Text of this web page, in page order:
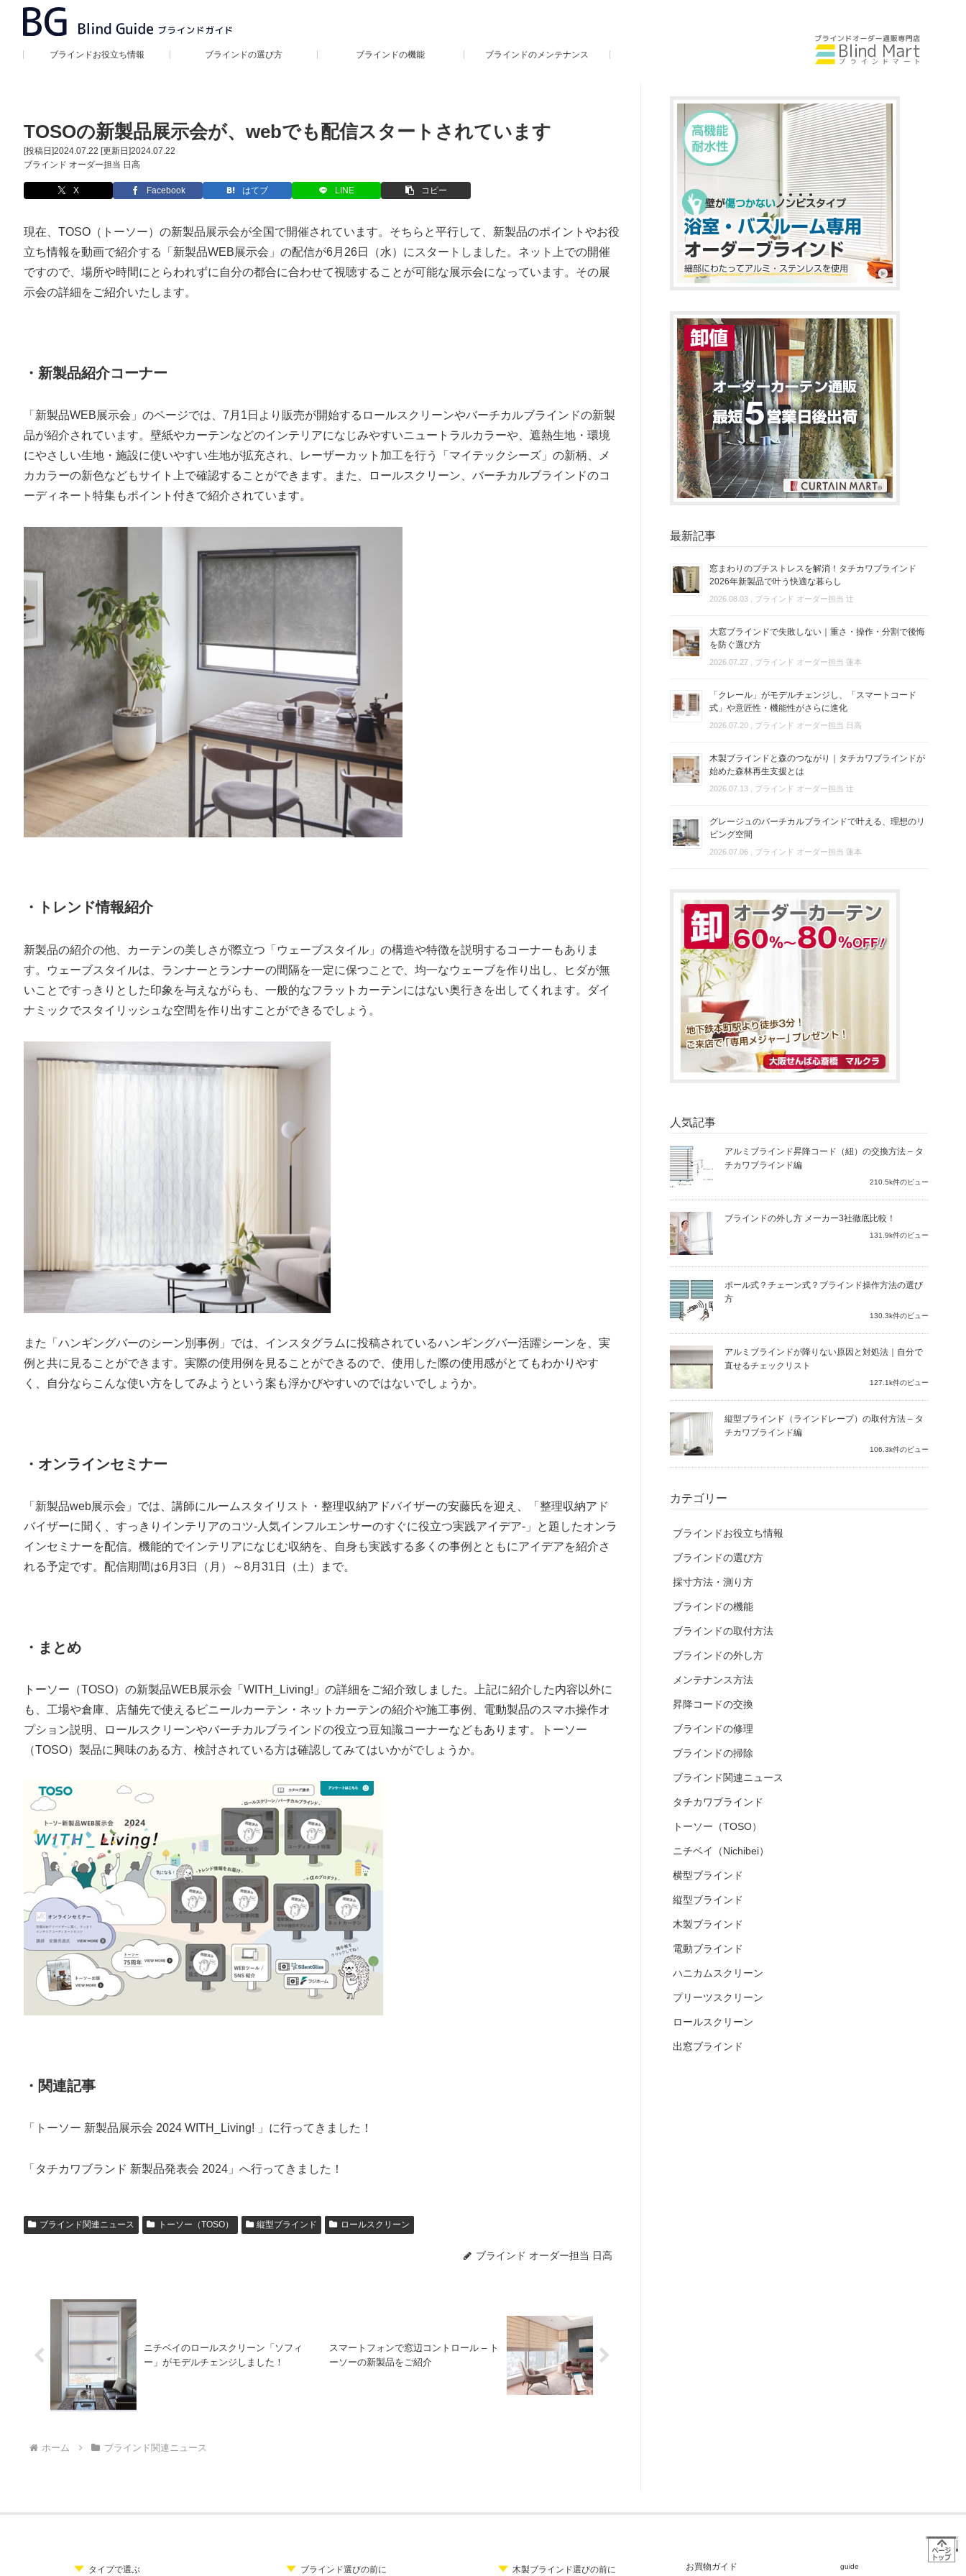
ブラインドお役立ち情報 ブラインドの選び方 ブラインドの機能 ブラインドのメンテナンス
TOSOの新製品展示会が、webでも配信スタートされています
[投稿日]2024.07.22 [更新日]2024.07.22
ブラインド オーダー担当 日高
X Facebook はてブ LINE コピー
現在、TOSO（トーソー）の新製品展示会が全国で開催されています。そちらと平行して、新製品のポイントやお役
立ち情報を動画で紹介する「新製品WEB展示会」の配信が6月26日（水）にスタートしました。ネット上での開催
ですので、場所や時間にとらわれずに自分の都合に合わせて視聴することが可能な展示会になっています。その展
示会の詳細をご紹介いたします。
・新製品紹介コーナー
「新製品WEB展示会」のページでは、7月1日より販売が開始するロールスクリーンやバーチカルブラインドの新製
品が紹介されています。壁紙やカーテンなどのインテリアになじみやすいニュートラルカラーや、遮熱生地・環境
にやさしい生地・施設に使いやすい生地が拡充され、レーザーカット加工を行う「マイテックシーズ」の新柄、メ
カカラーの新色などもサイト上で確認することができます。また、ロールスクリーン、バーチカルブラインドのコ
ーディネート特集もポイント付きで紹介されています。
・トレンド情報紹介
新製品の紹介の他、カーテンの美しさが際立つ「ウェーブスタイル」の構造や特徴を説明するコーナーもありま
す。ウェーブスタイルは、ランナーとランナーの間隔を一定に保つことで、均一なウェーブを作り出し、ヒダが無
いことですっきりとした印象を与えながらも、一般的なフラットカーテンにはない奥行きを出してくれます。ダイ
ナミックでスタイリッシュな空間を作り出すことができるでしょう。
また「ハンギングバーのシーン別事例」では、インスタグラムに投稿されているハンギングバー活躍シーンを、実
例と共に見ることができます。実際の使用例を見ることができるので、使用した際の使用感がとてもわかりやす
く、自分ならこんな使い方をしてみようという案も浮かびやすいのではないでしょうか。
・オンラインセミナー
「新製品web展示会」では、講師にルームスタイリスト・整理収納アドバイザーの安藤氏を迎え、「整理収納アド
バイザーに聞く、すっきりインテリアのコツ-人気インフルエンサーのすぐに役立つ実践アイデア-」と題したオンラ
インセミナーを配信。機能的でインテリアになじむ収納を、自身も実践する多くの事例とともにアイデアを紹介さ
れる予定です。配信期間は6月3日（月）～8月31日（土）まで。
・まとめ
トーソー（TOSO）の新製品WEB展示会「WITH_Living!」の詳細をご紹介致しました。上記に紹介した内容以外に
も、工場や倉庫、店舗先で使えるビニールカーテン・ネットカーテンの紹介や施工事例、電動製品のスマホ操作オ
プション説明、ロールスクリーンやバーチカルブラインドの役立つ豆知識コーナーなどもあります。トーソー
（TOSO）製品に興味のある方、検討されている方は確認してみてはいかがでしょうか。
・関連記事
「トーソー 新製品展示会 2024 WITH_Living! 」に行ってきました！
「タチカワブランド 新製品発表会 2024」へ行ってきました！
ブラインド関連ニュース トーソー（TOSO） 縦型ブラインド ロールスクリーン
ブラインド オーダー担当 日高
ニチベイのロールスクリーン「ソフィ
ー」がモデルチェンジしました！
スマートフォンで窓辺コントロール – ト
ーソーの新製品をご紹介
ホーム ブラインド関連ニュース
最新記事
窓まわりのプチストレスを解消！タチカワブラインド
2026年新製品で叶う快適な暮らし
2026.08.03 , ブラインド オーダー担当 辻
大窓ブラインドで失敗しない｜重さ・操作・分割で後悔
を防ぐ選び方
2026.07.27 , ブラインド オーダー担当 蓮本
「クレール」がモデルチェンジし、「スマートコード
式」や意匠性・機能性がさらに進化
2026.07.20 , ブラインド オーダー担当 日高
木製ブラインドと森のつながり｜タチカワブラインドが
始めた森林再生支援とは
2026.07.13 , ブラインド オーダー担当 辻
グレージュのバーチカルブラインドで叶える、理想のリ
ビング空間
2026.07.06 , ブラインド オーダー担当 蓮本
人気記事
アルミブラインド昇降コード（紐）の交換方法 – タ
チカワブラインド編
210.5k件のビュー
ブラインドの外し方 メーカー3社徹底比較！
131.9k件のビュー
ポール式？チェーン式？ブラインド操作方法の選び
方
130.3k件のビュー
アルミブラインドが降りない原因と対処法｜自分で
直せるチェックリスト
127.1k件のビュー
縦型ブラインド（ラインドレープ）の取付方法 – タ
チカワブラインド編
106.3k件のビュー
カテゴリー
ブラインドお役立ち情報
ブラインドの選び方
採寸方法・測り方
ブラインドの機能
ブラインドの取付方法
ブラインドの外し方
メンテナンス方法
昇降コードの交換
ブラインドの修理
ブラインドの掃除
ブラインド関連ニュース
タチカワブラインド
トーソー（TOSO）
ニチベイ（Nichibei）
横型ブラインド
縦型ブラインド
木製ブラインド
電動ブラインド
ハニカムスクリーン
プリーツスクリーン
ロールスクリーン
出窓ブラインド
タイプで選ぶ ブラインド選びの前に 木製ブラインド選びの前に お買物ガイド guide